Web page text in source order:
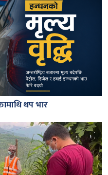
थप भार